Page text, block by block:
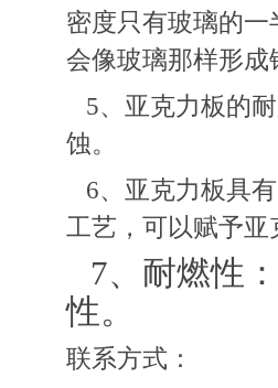
密度只有玻璃的
会像玻璃那样形成
5、亚克力板的
蚀。
6、亚克力板具
工艺，可以赋予
7、耐燃性
性。
联系方式 ：